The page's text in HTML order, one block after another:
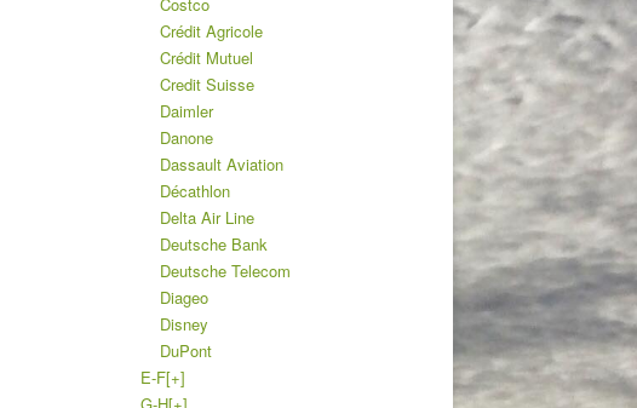
Crédit Agricole
Crédit Mutuel
Credit Suisse
Daimler
Danone
Dassault Aviation
Décathlon
Delta Air Line
Deutsche Bank
Deutsche Telecom
Diageo
Disney
DuPont
E-F[+]